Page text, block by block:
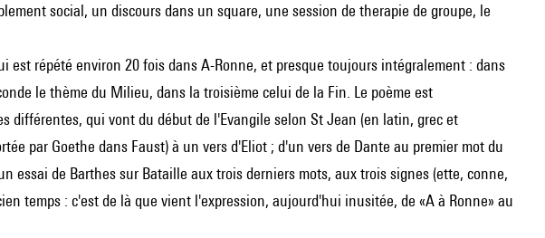
social, un discours dans un square, une session de therapie de groupe, le
est répété environ 20 fois dans A-Ronne, et presque toujours intégralement : dans
le thème du Milieu, dans la troisième celui de la Fin. Le poème est
différentes, qui vont du début de l'Evangile selon St Jean (en latin, grec et
par Goethe dans Faust) à un vers d'Eliot ; d'un vers de Dante au premier mot du
essai de Barthes sur Bataille aux trois derniers mots, aux trois signes (ette, conne,
temps : c'est de là que vient l'expression, aujourd'hui inusitée, de «A à Ronne» au